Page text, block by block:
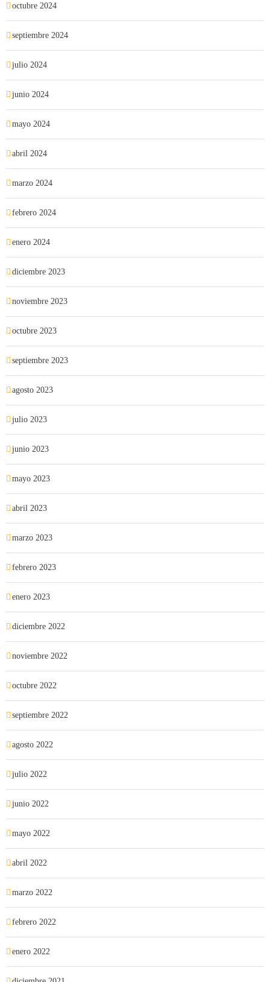
octubre 2024
septiembre 2024
julio 2024
junio 2024
mayo 2024
abril 2024
marzo 2024
febrero 2024
enero 2024
diciembre 2023
noviembre 2023
octubre 2023
septiembre 2023
agosto 2023
julio 2023
junio 2023
mayo 2023
abril 2023
marzo 2023
febrero 2023
enero 2023
diciembre 2022
noviembre 2022
octubre 2022
septiembre 2022
agosto 2022
julio 2022
junio 2022
mayo 2022
abril 2022
marzo 2022
febrero 2022
enero 2022